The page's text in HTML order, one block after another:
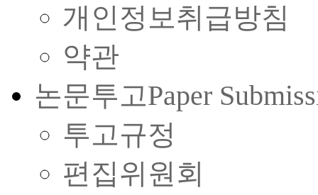
개인정보취급방침
약관
논문투고Paper
투고규정
편집위원회